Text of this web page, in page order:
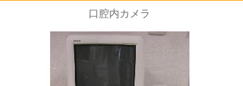
口腔内カメラ